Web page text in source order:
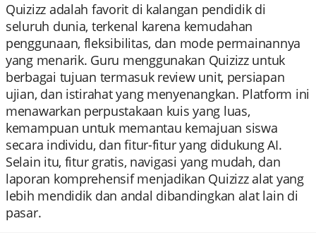
Quizizz adalah favorit di kalangan pendidik di
seluruh dunia, terkenal karena kemudahan
penggunaan, fleksibilitas, dan mode permainannya
yang menarik. Guru menggunakan Quizizz untuk
berbagai tujuan termasuk review unit, persiapan
ujian, dan istirahat yang menyenangkan. Platform ini
menawarkan perpustakaan kuis yang luas,
kemampuan untuk memantau kemajuan siswa
secara individu, dan fitur-fitur yang didukung AI.
Selain itu, fitur gratis, navigasi yang mudah, dan
laporan komprehensif menjadikan Quizizz alat yang
lebih mendidik dan andal dibandingkan alat lain di
pasar.